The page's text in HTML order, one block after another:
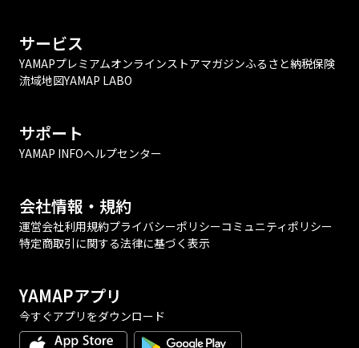
サービス
YAMAPプレミアムオンラインストアマガジンふるさと納税保険
流域地図YAMAP LABO
サポート
YAMAP INFOヘルプセンター
会社情報・規約
運営会社利用規約プライバシーポリシーコミュニティポリシー
特定商取引に関する法律に基づく表示
YAMAPアプリ
今すぐアプリをダウンロード